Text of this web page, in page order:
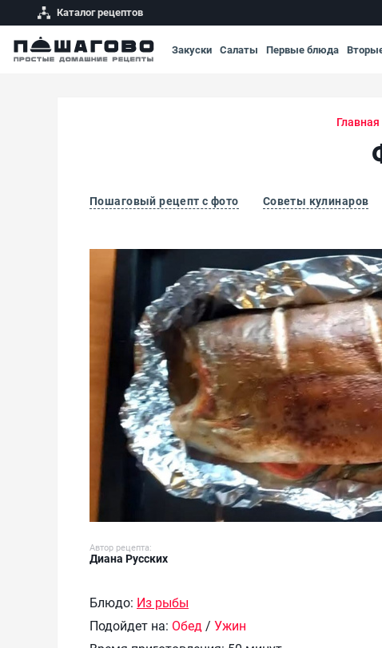
Каталог рецептов
Закуски Салаты Первые блюда
Главная
Пошаговый рецепт с фото Советы кулинаров
Форель в духовке в фольге
Автор рецепта:
Диана Русских
Блюдо: Из рыбы
Подойдет на: Обед / Ужин